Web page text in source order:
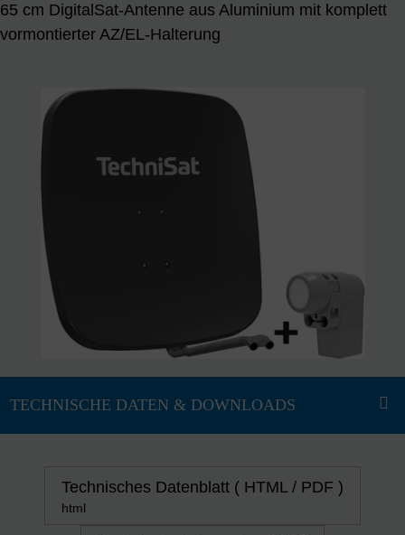
65 cm DigitalSat-Antenne aus Aluminium mit komplett
vormontierter AZ/EL-Halterung
Technisches Datenblatt ( HTML / PDF )
html